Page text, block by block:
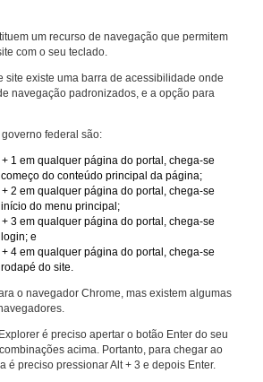
um recurso de navegação que permitem
com o seu teclado.
site existe uma barra de acessibilidade onde
navegação padronizados, e a opção para
federal são:
1 em qualquer página do portal, chega-se
do conteúdo principal da página;
2 em qualquer página do portal, chega-se
do menu principal;
3 em qualquer página do portal, chega-se
e
4 em qualquer página do portal, chega-se
do site.
o navegador Chrome, mas existem algumas
é preciso apertar o botão Enter do seu
acima. Portanto, para chegar ao
é preciso pressionar Alt + 3 e depois Enter.